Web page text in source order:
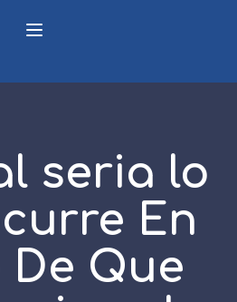
seri­a lo
En
De Que